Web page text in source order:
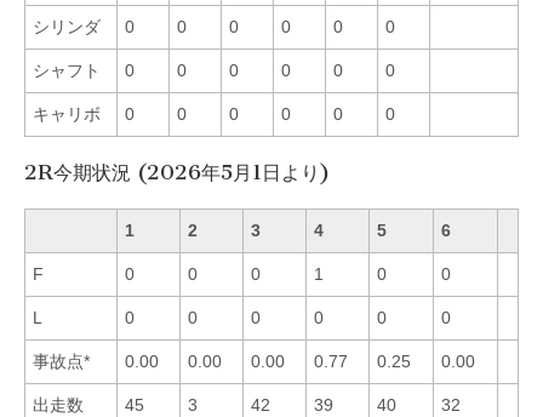
シリンダ 0 0 0 0 0 0
シャフト 0 0 0 0 0 0
キャリボ 0 0 0 0 0 0
2R今期状況 (2026年5月1日より)
1 2 3 4 5 6
F 0 0 0 1 0 0
L 0 0 0 0 0 0
事故点* 0.00 0.00 0.00 0.77 0.25 0.00
出走数 45 3 42 39 40 32